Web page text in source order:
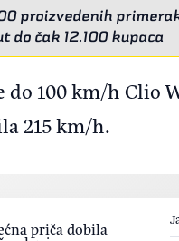
proizvedenih
do čak 12.100 kupaca
100 km/h Clio
215 km/h.